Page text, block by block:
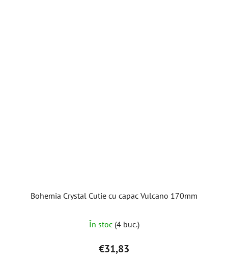
Bohemia Crystal Cutie cu capac Vulcano 170mm
În stoc (4 buc.)
€31,83